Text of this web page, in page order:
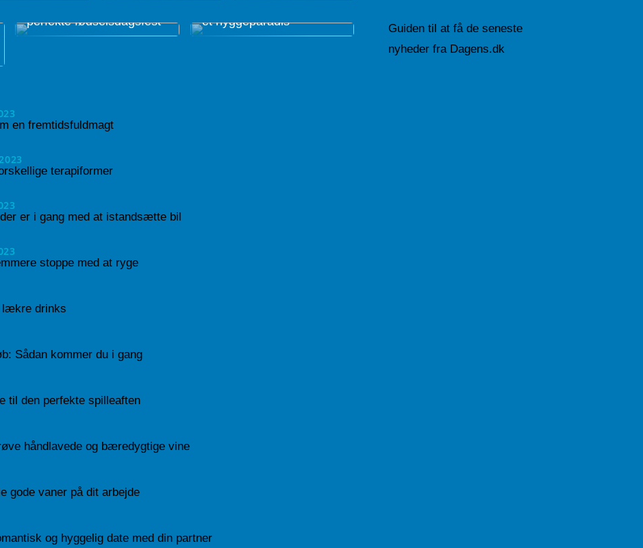
perfekte fødselsdagsfest
et hyggeparadis
en fremtidsfuldmagt
terapiformer
er i gang med at istandsætte bil
stoppe med at ryge
lækre drinks
Sådan kommer du i gang
til den perfekte spilleaften
håndlavede og bæredygtige vine
gode vaner på dit arbejde
og hyggelig date med din partner
Guiden til at få de seneste
nyheder fra Dagens.dk